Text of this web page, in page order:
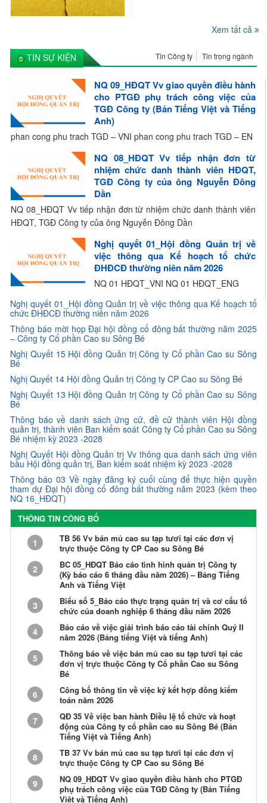
Xem tất cả
TIN SỰ KIỆN Tin Công ty Tin trong ngành
NQ 09_HĐQT Vv giao quyền điều hành
cho PTGĐ phụ trách công việc của
TGĐ Công ty (Bản Tiếng Việt và Tiếng
Anh)
phan cong phu trach TGD – VNI phan cong phu trach TGD – EN
NQ 08_HĐQT Vv tiếp nhận đơn từ
nhiệm chức danh thành viên HĐQT,
TGĐ Công ty của ông Nguyễn Đông
Dần
NQ 08_HĐQT Vv tiếp nhận đơn từ nhiệm chức danh thành viên
HĐQT, TGĐ Công ty của ông Nguyễn Đông Dần
Nghị quyết 01_Hội đồng Quản trị về
việc thông qua Kế hoạch tổ chức
ĐHĐCĐ thường niên năm 2026
NQ 01 HĐQT_VNI NQ 01 HĐQT_ENG
Nghị quyết 01_Hội đồng Quản trị về việc thông qua Kế hoạch tổ
chức ĐHĐCĐ thường niên năm 2026
Thông báo mời họp Đại hội đồng cổ đông bất thường năm 2025
– Công ty Cổ phần Cao su Sông Bé
Nghị Quyết 15 Hội đồng Quản trị Công ty Cổ phần Cao su Sông
Bé
Nghị Quyết 14 Hội đồng Quản trị Công ty CP Cao su Sông Bé
Nghị Quyết 13 Hội đồng Quản trị Công ty Cổ phần Cao su Sông
Bé
Thông báo về danh sách ứng cử, đề cử thành viên Hội đồng
quản trị, thành viên Ban kiểm soát Công ty Cổ phần Cao su Sông
Bé nhiệm kỳ 2023 -2028
Nghị Quyết Hội đồng Quản trị Vv thông qua danh sách ứng viên
bầu Hội đồng quản trị, Ban kiểm soát nhiệm kỳ 2023 -2028
Thông báo 03 Về ngày đăng ký cuối cùng để thực hiện quyền
tham dự Đại hội đồng cổ đông bất thường năm 2023 (kèm theo
NQ 16_HĐQT)
THÔNG TIN CÔNG BỐ
1
TB 56 Vv bán mủ cao su tạp tươi tại các đơn vị
trực thuộc Công ty CP Cao su Sông Bé
2
BC 05_HĐQT Báo cáo tình hình quản trị Công ty
(Kỳ báo cáo 6 tháng đầu năm 2026) – Bảng Tiếng
Anh và Tiếng Việt
3
Biểu số 5_Báo cáo thực trạng quản trị và cơ cấu tổ
chức của doanh nghiệp 6 tháng đầu năm 2026
4
Báo cáo về việc giải trình báo cáo tài chính Quý II
năm 2026 (Bảng tiếng Việt và tiếng Anh)
5
Thông báo về việc bán mủ cao su tạp tươi tại các
đơn vị trực thuộc Công ty Cổ phần Cao su Sông
Bé
6
Công bố thông tin về việc ký kết hợp đồng kiểm
toán năm 2026
7
QĐ 35 Về việc ban hành Điều lệ tổ chức và hoạt
động của Công ty cổ phần cao su Sông Bé (Bản
Tiếng Việt và Tiếng Anh)
8
TB 37 Vv bán mủ cao su tạp tươi tại các đơn vị
trực thuộc Công ty CP Cao su Sông Bé
9
NQ 09_HĐQT Vv giao quyền điều hành cho PTGĐ
phụ trách công việc của TGĐ Công ty (Bản Tiếng
Việt và Tiếng Anh)